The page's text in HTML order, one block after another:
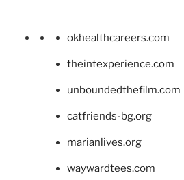
okhealthcareers.com
theintexperience.com
unboundedthefilm.com
catfriends-bg.org
marianlives.org
waywardtees.com